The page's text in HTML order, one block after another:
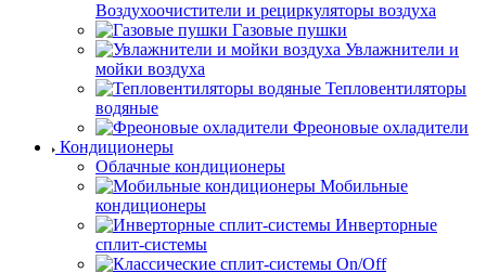
Воздухоочистители и рециркуляторы воздуха
Газовые пушки
Увлажнители и
мойки воздуха
Тепловентиляторы
водяные
Фреоновые охладители
Кондиционеры
Облачные кондиционеры
Мобильные
кондиционеры
Инверторные
сплит-системы